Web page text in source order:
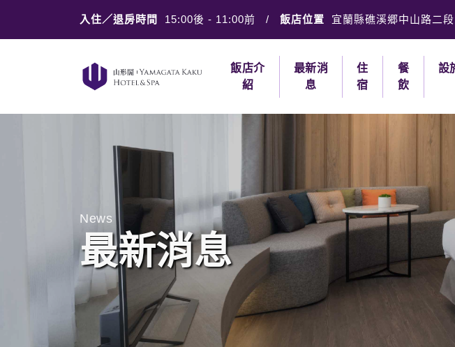
入住／退房時間 15:00後 - 11:00前 / 飯店位置 宜蘭縣礁溪郷中山路二
飯店介
紹
最新消
息
住
宿
餐
飲
設
News
最新消息